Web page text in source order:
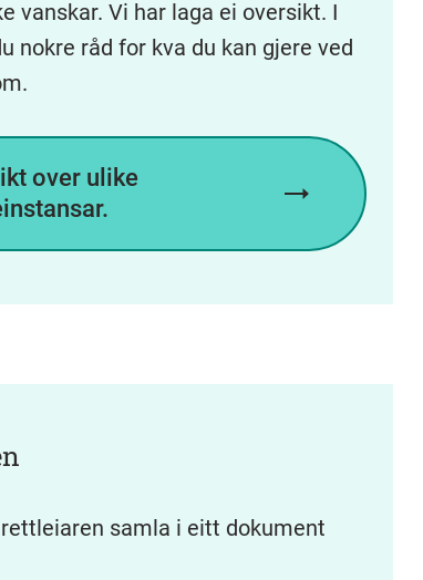
vanskar. Vi har laga ei oversikt. I
nokre råd for kva du kan gjere ved
over ulike
samla i eitt dokument